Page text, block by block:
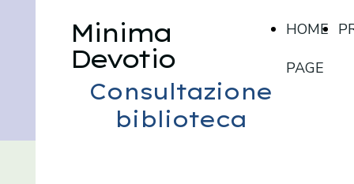
HOME
PAGE
Minima
Devotio
Consultazione
biblioteca